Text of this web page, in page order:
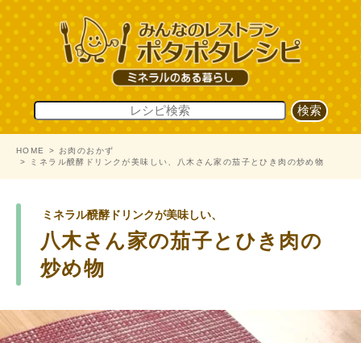
HOME
お肉のおかず
ミネラル醗酵ドリンクが美味しい、八木さん家の茄子とひき肉の炒め物
ミネラル醗酵ドリンクが美味しい、
八木さん家の茄子とひき肉の
炒め物